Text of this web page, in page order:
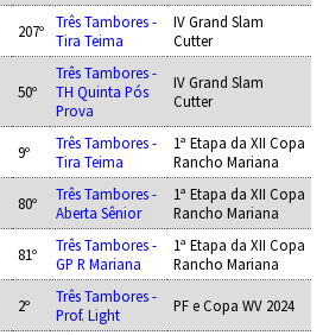
207º
Três Tambores -
Tira Teima
IV Grand Slam
Cutter
50º
Três Tambores -
TH Quinta Pós
Prova
IV Grand Slam
Cutter
9º
Três Tambores -
Tira Teima
1ª Etapa da XII Copa
Rancho Mariana
80º
Três Tambores -
Aberta Sênior
1ª Etapa da XII Copa
Rancho Mariana
81º
Três Tambores -
GP R Mariana
1ª Etapa da XII Copa
Rancho Mariana
2º
Três Tambores -
Prof. Light
PF e Copa WV 2024